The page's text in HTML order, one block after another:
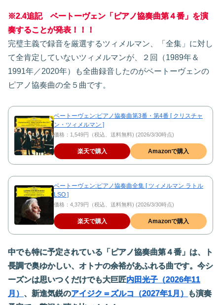
※2.4追記 ベートーヴェン「ピアノ協奏曲第４番」を演
奏することが発表！！！
完璧主義で録音を厳選するツィメルマン、「全集」に対し
て全肯定していないツィメルマンが、２回（1989年＆
1991年／2020年）も全曲録音したのがベートーヴェンの
ピアノ協奏曲の全５曲です。
ベートーヴェン:ピアノ協奏曲第3番・第4番 [ クリスチャ
ン・ツィメルマン ]
価格：1,549円（税込、送料無料) (2026/3/30時点)
楽天で購入 Amazonで購入
ベートーヴェン:ピアノ協奏曲全集 [ ツィメルマン ラトル
LSO ]
価格：4,379円（税込、送料無料) (2026/3/30時点)
楽天で購入 Amazonで購入
中でも特に予定されている「ピアノ協奏曲第４番」は、ト
長調で奥ゆかしい、オトナの余裕があふれる曲です。今シ
ーズンは思いつくだけでも大巨匠内田光子（2026年11
月） 、新進気鋭のアイジク＝ズルコ（2027年1月）
も演奏